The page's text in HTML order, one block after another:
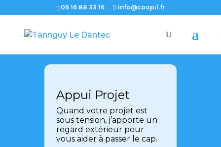
06 16 88 33 16 info@coopil.fr
Appui Projet
Quand votre projet est
sous tension, j’apporte un
regard extérieur pour
vous aider à passer le cap.